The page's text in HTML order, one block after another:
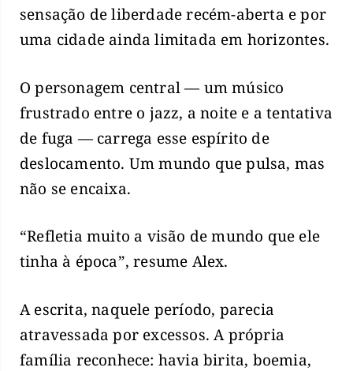
sensação de liberdade recém-aberta e por
uma cidade ainda limitada em horizontes.
O personagem central — um músico
frustrado entre o jazz, a noite e a tentativa
de fuga — carrega esse espírito de
deslocamento. Um mundo que pulsa, mas
não se encaixa.
“Refletia muito a visão de mundo que ele
tinha à época”, resume Alex.
A escrita, naquele período, parecia
atravessada por excessos. A própria
família reconhece: havia birita, boemia,